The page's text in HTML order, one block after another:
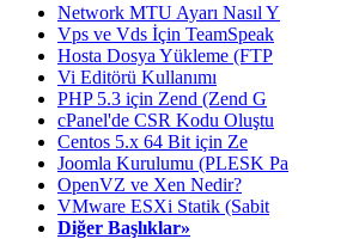
Network MTU Ayarı Nasıl Y
Vps ve Vds İçin TeamSpeak
Hosta Dosya Yükleme (FTP
Vi Editörü Kullanımı
PHP 5.3 için Zend (Zend G
cPanel'de CSR Kodu Oluştu
Centos 5.x 64 Bit için Ze
Joomla Kurulumu (PLESK Pa
OpenVZ ve Xen Nedir?
VMware ESXi Statik (Sabit
Diğer Başlıklar»